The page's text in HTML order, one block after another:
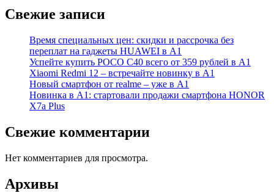
Свежие записи
Время специальных цен: скидки и рассрочка без
переплат на гаджеты HUAWEI в А1
Успейте купить POCO C40 всего от 359 рублей в А1
Xiaomi Redmi 12 – встречайте новинку в А1
Новый смартфон от realme – уже в А1
Новинка в А1: стартовали продажи смартфона HONOR
X7a Plus
Свежие комментарии
Нет комментариев для просмотра.
Архивы